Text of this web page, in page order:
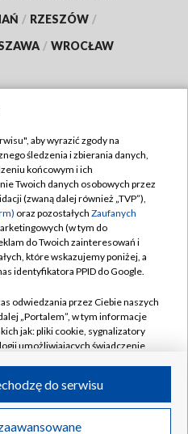
/ RZESZÓW /
/ WROCŁAW
TVP
TVP
zgody
Pomoc
S.A. w likwidacji
aby wyrazić zgody na
śledzenia i zbierania danych,
końcowym i ich
Twoich danych osobowych przez
(zwaną dalej również „TVP”),
oraz pozostałych Zaufanych
(w tym do
do Twoich zainteresowań i
które wskazujemy poniżej, a
identyfikatora PPID do Google.
odwiedzania przez Ciebie naszych
„Portalem”, w tym informacje
jak: pliki cookie, sygnalizatory
umożliwiających świadczenie
odwiedzania przez Ciebie
do serwisu